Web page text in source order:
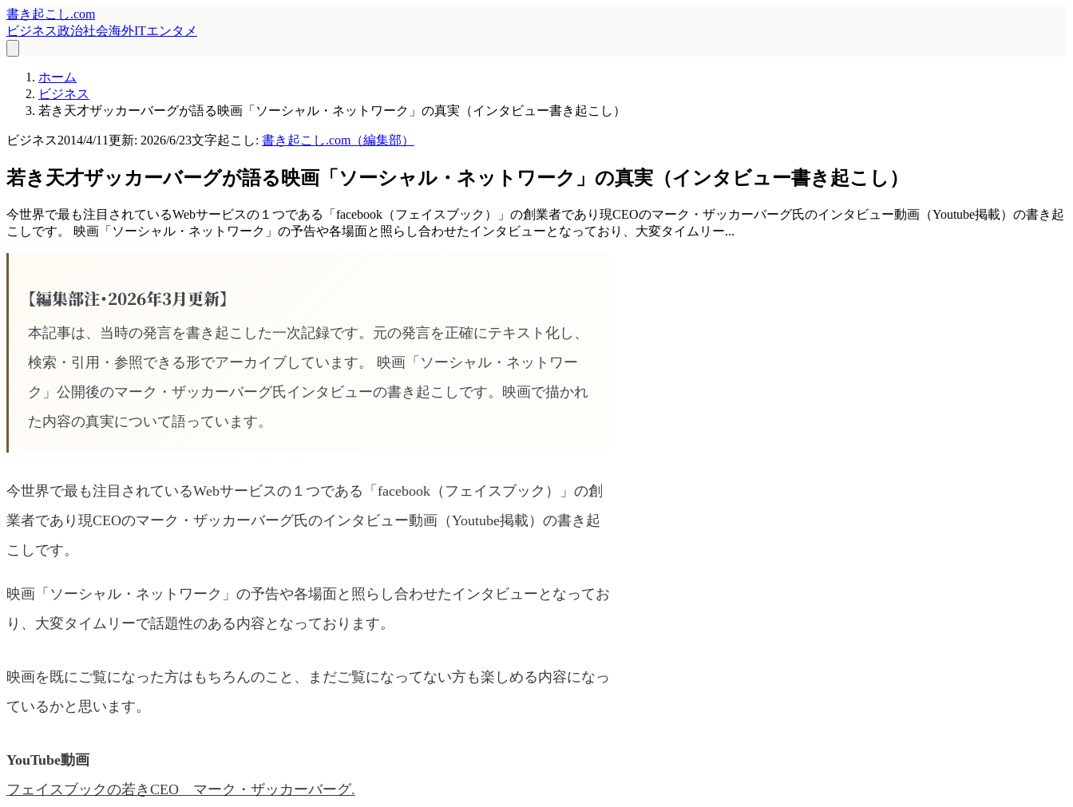
書き起こし.com
ビジネス政治社会海外ITエンタメ
ホーム
ビジネス
若き天才ザッカーバーグが語る映画「ソーシャル・ネットワーク」の真実（インタビュー書き起こし）
ビジネス2014/4/11更新: 2026/6/23文字起こし: 書き起こし.com（編集部）
若き天才ザッカーバーグが語る映画「ソーシャル・ネットワーク」の真実（インタビュー書き起こし）
今世界で最も注目されているWebサービスの１つである「facebook（フェイスブック）」の創業者であり現CEOのマーク・ザッカーバーグ氏のインタビュー動画（Youtube掲載）の書き起
こしです。 映画「ソーシャル・ネットワーク」の予告や各場面と照らし合わせたインタビューとなっており、大変タイムリー...
【編集部注・2026年3月更新】
本記事は、当時の発言を書き起こした一次記録です。元の発言を正確にテキスト化し、
検索・引用・参照できる形でアーカイブしています。 映画「ソーシャル・ネットワー
ク」公開後のマーク・ザッカーバーグ氏インタビューの書き起こしです。映画で描かれ
た内容の真実について語っています。
今世界で最も注目されているWebサービスの１つである「facebook（フェイスブック）」の創
業者であり現CEOのマーク・ザッカーバーグ氏のインタビュー動画（Youtube掲載）の書き起
こしです。
映画「ソーシャル・ネットワーク」の予告や各場面と照らし合わせたインタビューとなってお
り、大変タイムリーで話題性のある内容となっております。
映画を既にご覧になった方はもちろんのこと、まだご覧になってない方も楽しめる内容になっ
ているかと思います。
YouTube動画
フェイスブックの若きCEO マーク・ザッカーバーグ.